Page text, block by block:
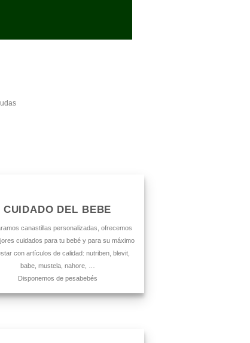
CUIDADO DEL BEBE
canastillas personalizadas, ofrecemos
cuidados para tu bebé y para su máximo
con artículos de calidad: nutriben, blevit,
babe, mustela, nahore, …
Disponemos de pesabebés